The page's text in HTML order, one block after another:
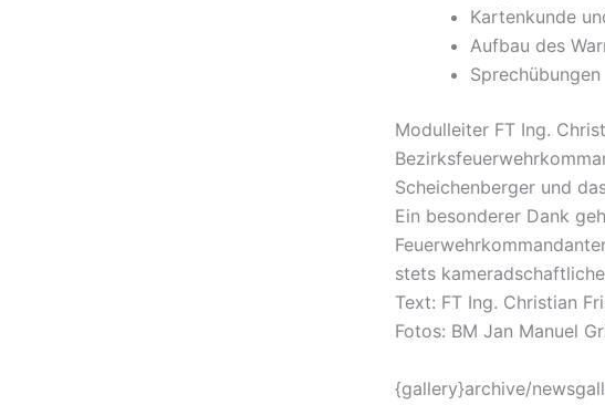
Kartenkunde
Aufbau des
Sprechübungen
Modulleiter FT Ing.
Scheichenberger und
Ein besonderer Dank
stets
Text: FT Ing. Christian
Fotos: BM Jan Manuel
{gallery}archive/